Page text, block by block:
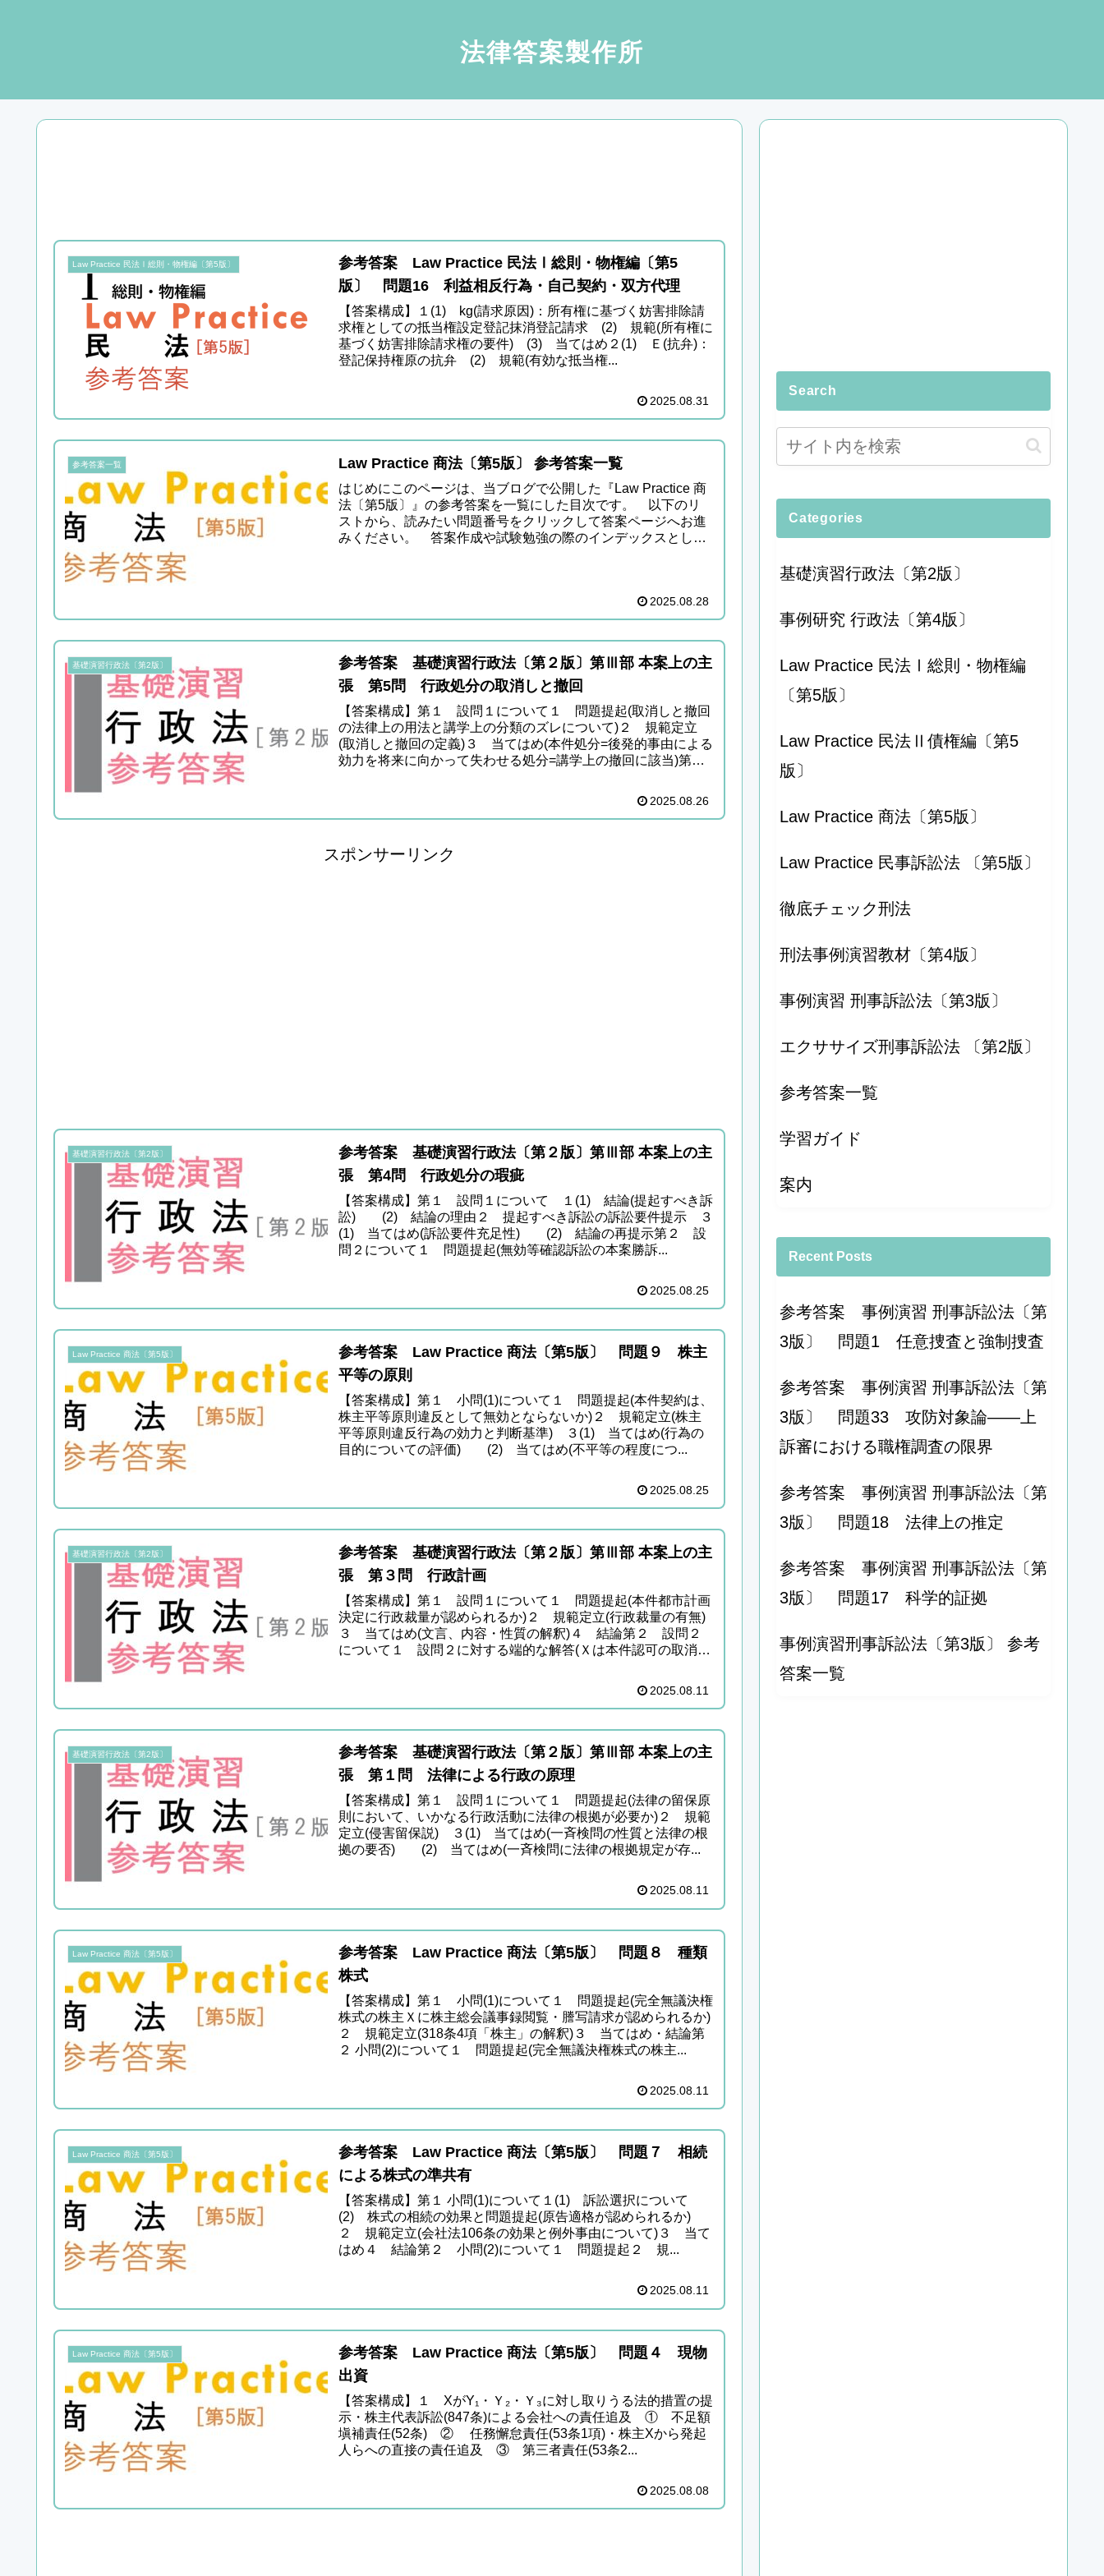
法律答案製作所
Law Practice 民法Ⅰ総則・物権編〔第5版〕
参考答案 Law Practice 民法Ⅰ総則・物権編〔第5
版〕 問題16 利益相反行為・自己契約・双方代理
【答案構成】１(1) kg(請求原因)：所有権に基づく妨害排除請
求権としての抵当権設定登記抹消登記請求 (2) 規範(所有権に
基づく妨害排除請求権の要件) (3) 当てはめ２(1) Ｅ(抗弁)：
登記保持権原の抗弁 (2) 規範(有効な抵当権...
2025.08.31
参考答案一覧 Law Practice 商法〔第5版〕 参考答案一覧
はじめにこのページは、当ブログで公開した『Law Practice 商
法〔第5版〕』の参考答案を一覧にした目次です。 以下のリ
ストから、読みたい問題番号をクリックして答案ページへお進
みください。 答案作成や試験勉強の際のインデックスとして
2025.08.28
基礎演習行政法〔第2版〕
参考答案 基礎演習行政法〔第２版〕第Ⅲ部 本案上の主
張 第5問 行政処分の取消しと撤回
【答案構成】第１ 設問１について１ 問題提起(取消しと撤回
の法律上の用法と講学上の分類のズレについて)２ 規範定立
(取消しと撤回の定義)３ 当てはめ(本件処分=後発的事由による
効力を将来に向かって失わせる処分=講学上の撤回に該当)第
2025.08.26
スポンサーリンク
基礎演習行政法〔第2版〕
参考答案 基礎演習行政法〔第２版〕第Ⅲ部 本案上の主
張 第4問 行政処分の瑕疵
【答案構成】第１ 設問１について １(1) 結論(提起すべき訴
訟) (2) 結論の理由２ 提起すべき訴訟の訴訟要件提示 ３
(1) 当てはめ(訴訟要件充足性) (2) 結論の再提示第２ 設
問２について１ 問題提起(無効等確認訴訟の本案勝訴...
2025.08.25
Law Practice 商法〔第5版〕
参考答案 Law Practice 商法〔第5版〕 問題９ 株主
平等の原則
【答案構成】第１ 小問(1)について１ 問題提起(本件契約は、
株主平等原則違反として無効とならないか)２ 規範定立(株主
平等原則違反行為の効力と判断基準) ３(1) 当てはめ(行為の
目的についての評価) (2) 当てはめ(不平等の程度につ...
2025.08.25
基礎演習行政法〔第2版〕
参考答案 基礎演習行政法〔第２版〕第Ⅲ部 本案上の主
張 第３問 行政計画
【答案構成】第１ 設問１について１ 問題提起(本件都市計画
決定に行政裁量が認められるか)２ 規範定立(行政裁量の有無)
３ 当てはめ(文言、内容・性質の解釈)４ 結論第２ 設問２
について１ 設問２に対する端的な解答(Ｘは本件認可の取消訴
2025.08.11
基礎演習行政法〔第2版〕
参考答案 基礎演習行政法〔第２版〕第Ⅲ部 本案上の主
張 第１問 法律による行政の原理
【答案構成】第１ 設問１について１ 問題提起(法律の留保原
則において、いかなる行政活動に法律の根拠が必要か)２ 規範
定立(侵害留保説) ３(1) 当てはめ(一斉検問の性質と法律の根
拠の要否) (2) 当てはめ(一斉検問に法律の根拠規定が存...
2025.08.11
Law Practice 商法〔第5版〕
参考答案 Law Practice 商法〔第5版〕 問題８ 種類
株式
【答案構成】第１ 小問(1)について１ 問題提起(完全無議決権
株式の株主Ｘに株主総会議事録閲覧・謄写請求が認められるか)
２ 規範定立(318条4項「株主」の解釈)３ 当てはめ・結論第
２ 小問(2)について１ 問題提起(完全無議決権株式の株主...
2025.08.11
Law Practice 商法〔第5版〕
参考答案 Law Practice 商法〔第5版〕 問題７ 相続
による株式の準共有
【答案構成】第１ 小問(1)について１(1) 訴訟選択について
(2) 株式の相続の効果と問題提起(原告適格が認められるか)
２ 規範定立(会社法106条の効果と例外事由について)３ 当て
はめ４ 結論第２ 小問(2)について１ 問題提起２ 規...
2025.08.11
Law Practice 商法〔第5版〕
参考答案 Law Practice 商法〔第5版〕 問題４ 現物
出資
【答案構成】１ XがY₁・Ｙ₂・Ｙ₃に対し取りうる法的措置の提
示・株主代表訴訟(847条)による会社への責任追及 ① 不足額
塡補責任(52条) ② 任務懈怠責任(53条1項)・株主Xから発起
人らへの直接の責任追及 ③ 第三者責任(53条2...
2025.08.08
Search
Categories
基礎演習行政法〔第2版〕
事例研究 行政法〔第4版〕
Law Practice 民法Ⅰ総則・物権編
〔第5版〕
Law Practice 民法Ⅱ債権編〔第5
版〕
Law Practice 商法〔第5版〕
Law Practice 民事訴訟法 〔第5版〕
徹底チェック刑法
刑法事例演習教材〔第4版〕
事例演習 刑事訴訟法〔第3版〕
エクササイズ刑事訴訟法 〔第2版〕
参考答案一覧
学習ガイド
案内
Recent Posts
参考答案 事例演習 刑事訴訟法〔第
3版〕 問題1 任意捜査と強制捜査
参考答案 事例演習 刑事訴訟法〔第
3版〕 問題33 攻防対象論――上
訴審における職権調査の限界
参考答案 事例演習 刑事訴訟法〔第
3版〕 問題18 法律上の推定
参考答案 事例演習 刑事訴訟法〔第
3版〕 問題17 科学的証拠
事例演習刑事訴訟法〔第3版〕 参考
答案一覧